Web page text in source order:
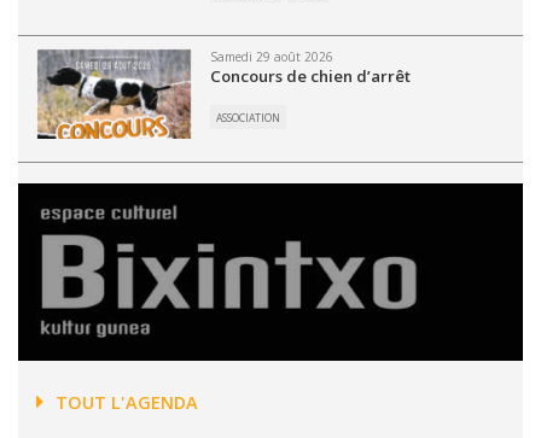
Samedi 29 août 2026
Concours de chien d’arrêt
ASSOCIATION
TOUT L'AGENDA